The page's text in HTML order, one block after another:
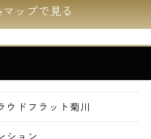
川の設備
トロック
ターフォン
ップで見る
ウドフラット菊川
ション